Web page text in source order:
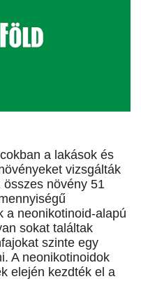
a lakások és
vizsgálták
növény 51
a neonikotinoid-alapú
sokat találtak
szinte egy
A neonikotinoidok
elején kezdték el a